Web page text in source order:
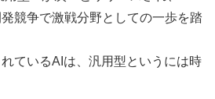
競争で激戦分野としての一歩を踏
ているAIは、汎用型というには時